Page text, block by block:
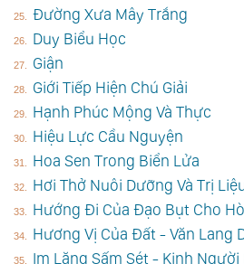
Đường Xưa Mây Trắng
Duy Biểu Học
Giận
Giới Tiếp Hiện Chú Giải
Hạnh Phúc Mộng Và Thực
Hiệu Lực Cầu Nguyện
Hoa Sen Trong Biển Lửa
Hơi Thở Nuôi Dưỡng Và Trị
Hướng Đi Của Đạo Bụt Cho
Hương Vị Của Đất - Văn Lang
Im Lặng Sấm Sét - Kinh Người